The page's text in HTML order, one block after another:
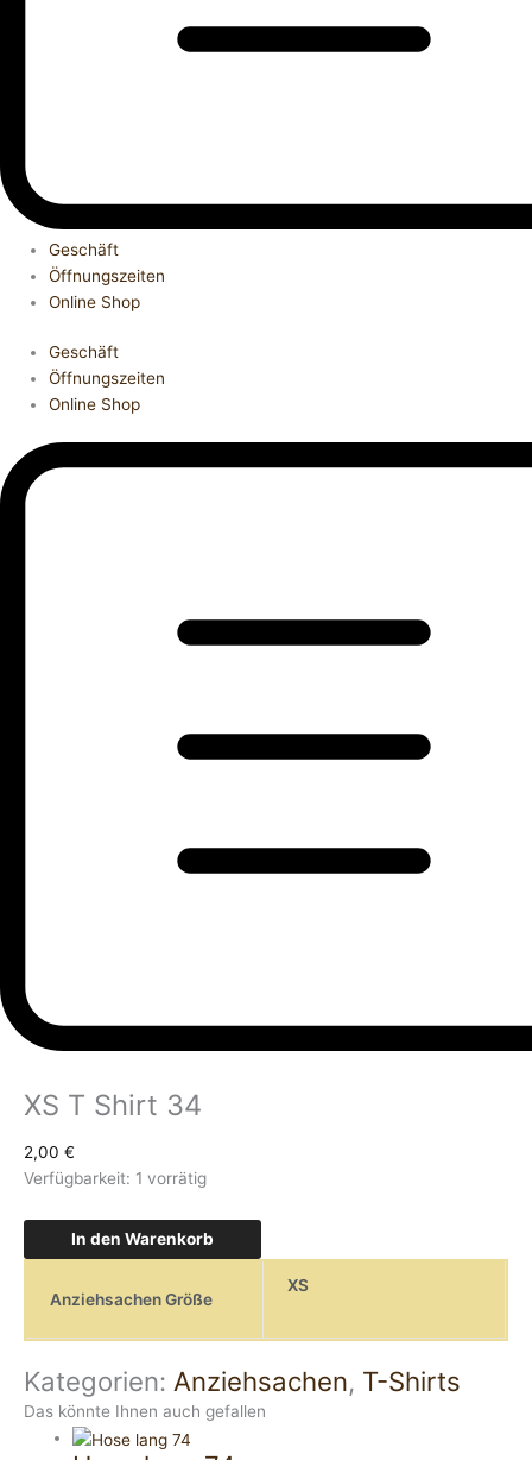
Geschäft
Öffnungszeiten
Online Shop
Geschäft
Öffnungszeiten
Online Shop
XS T Shirt 34
2,00 €
Verfügbarkeit: 1 vorrätig
In den Warenkorb
Anziehsachen Größe
XS
Kategorien: Anziehsachen, T-Shirts
Das könnte Ihnen auch gefallen